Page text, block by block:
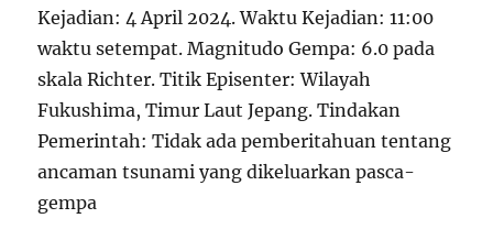
Kejadian: 4 April 2024. Waktu Kejadian: 11:00
waktu setempat. Magnitudo Gempa: 6.0 pada
skala Richter. Titik Episenter: Wilayah
Fukushima, Timur Laut Jepang. Tindakan
Pemerintah: Tidak ada pemberitahuan tentang
ancaman tsunami yang dikeluarkan pasca-
gempa